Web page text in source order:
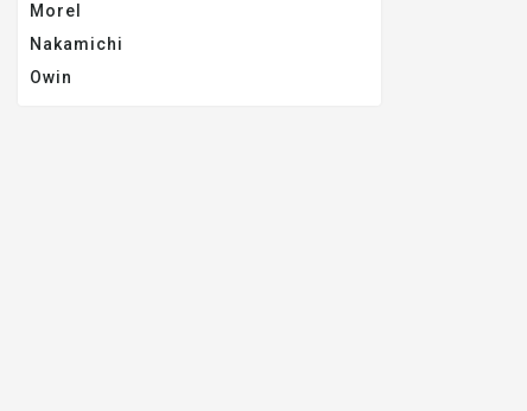
Morel
Nakamichi
Owin